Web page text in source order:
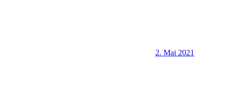
2. Mai 2021